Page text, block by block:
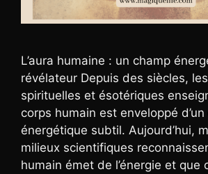
L’aura humaine : un champ
révélateur Depuis des siècles,
spirituelles et ésotériques
corps humain est enveloppé
énergétique subtil. Aujourd’hui,
milieux scientifiques
humain émet de l’énergie et que